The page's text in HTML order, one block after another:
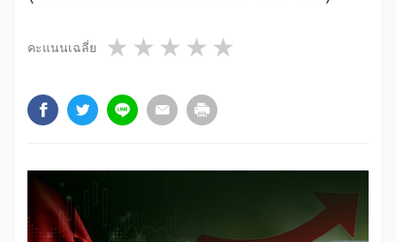
คะแนนเฉลี่ย 4 stars
3 stars
2 stars
1 star